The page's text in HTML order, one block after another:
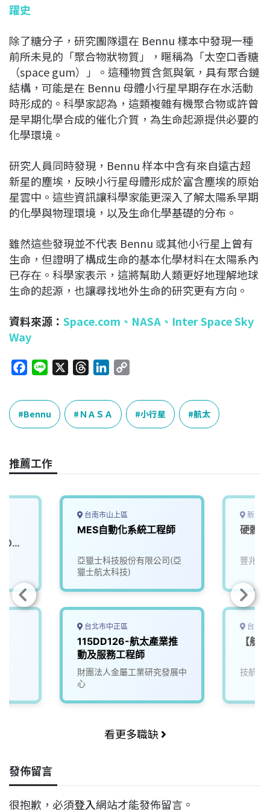
躍史
除了糖分子，研究團隊還在 Bennu 樣本中發現一種
前所未見的「聚合物狀物質」，暱稱為「太空口香糖
（space gum）」。這種物質含氮與氧，具有聚合鏈
結構，可能是在 Bennu 母體小行星早期存在水活動
時形成的。科學家認為，這類複雜有機聚合物或許曾
是早期化學合成的催化介質，為生命起源提供必要的
化學環境。
研究人員同時發現，Bennu 样本中含有來自遠古超
新星的塵埃，反映小行星母體形成於富含塵埃的原始
星雲中。這些資訊讓科學家能更深入了解太陽系早期
的化學與物理環境，以及生命化學基礎的分布。
雖然這些發現並不代表 Bennu 或其他小行星上曾有
生命，但證明了構成生命的基本化學材料在太陽系內
已存在。科學家表示，這將幫助人類更好地理解地球
生命的起源，也讓尋找地外生命的研究更有方向。
資料來源： Space.com 、 NASA、 Inter Space Sky
Way
c
e
b
o
k
n
e
r
e
a
n
k
e
n
p
L
k
Bennu ＮＡＳＡ 小行星 航太
推薦工作
台南市山上區
MES自動化系統工程師
亞獵士科技股份有限公司(亞
獵士航太科技)
台北市中正區
115DD126-航太產業推
動及服務工程師
財團法人金屬工業研究發展中
心
新北
硬體
豐兆航
台南
【航
技航科
看更多職缺
發佈留言
很抱歉，必須登入網站才能發佈留言。